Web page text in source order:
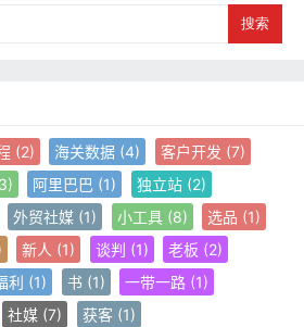
(2) 海关数据 (4) 客户开发 (7)
阿里巴巴 (1) 独立站(2)
外贸社媒 (1) 小工具(8) 选品 (1)
新人 (1) 谈判 (1) 老板 (2)
利 (1) 书(1) 一带一路(1)
社媒 (7) 获客(1)